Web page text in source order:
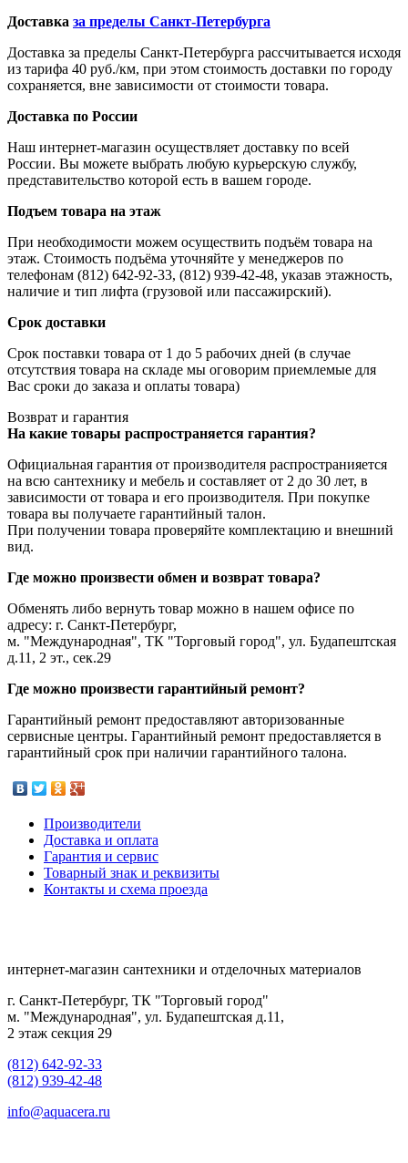
Доставка за пределы Санкт-Петербурга
Доставка за пределы Санкт-Петербурга рассчитывается исходя
из тарифа 40 руб./км, при этом стоимость доставки по городу
сохраняется, вне зависимости от стоимости товара.
Доставка по России
Наш интернет-магазин осуществляет доставку по всей
России. Вы можете выбрать любую курьерскую службу,
представительство которой есть в вашем городе.
Подъем товара на этаж
При необходимости можем осуществить подъём товара на
этаж. Стоимость подъёма уточняйте у менеджеров по
телефонам (812) 642-92-33, (812) 939-42-48, указав этажность,
наличие и тип лифта (грузовой или пассажирский).
Срок доставки
Срок поставки товара от 1 до 5 рабочих дней (в случае
отсутствия товара на складе мы оговорим приемлемые для
Вас сроки до заказа и оплаты товара)
Возврат и гарантия
На какие товары распространяется гарантия?
Официальная гарантия от производителя распространияется
на всю сантехнику и мебель и составляет от 2 до 30 лет, в
зависимости от товара и его производителя. При покупке
товара вы получаете гарантийный талон.
При получении товара проверяйте комплектацию и внешний
вид.
Где можно произвести обмен и возврат товара?
Обменять либо вернуть товар можно в нашем офисе по
адресу: г. Санкт-Петербург,
м. "Международная", ТК "Торговый город", ул. Будапештская
д.11, 2 эт., сек.29
Где можно произвести гарантийный ремонт?
Гарантийный ремонт предоставляют авторизованные
сервисные центры. Гарантийный ремонт предоставляется в
гарантийный срок при наличии гарантийного талона.
Производители
Доставка и оплата
Гарантия и сервис
Товарный знак и реквизиты
Контакты и схема проезда
интернет-магазин сантехники и отделочных материалов
г. Санкт-Петербург, ТК "Торговый город"
м. "Международная", ул. Будапештская д.11,
2 этаж секция 29
(812) 642-92-33
(812) 939-42-48
info@aquacera.ru